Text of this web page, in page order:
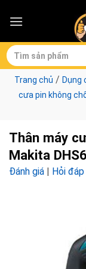
Tìm
kiếm:
Trang chủ / Dụng
cưa pin không
Thân máy
Makita
Đánh giá | Hỏi đáp